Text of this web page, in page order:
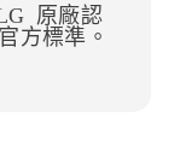
原廠認
方標準。